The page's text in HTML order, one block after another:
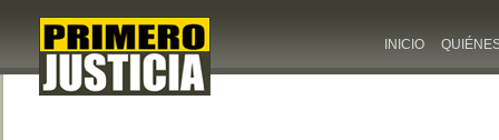
INICIO